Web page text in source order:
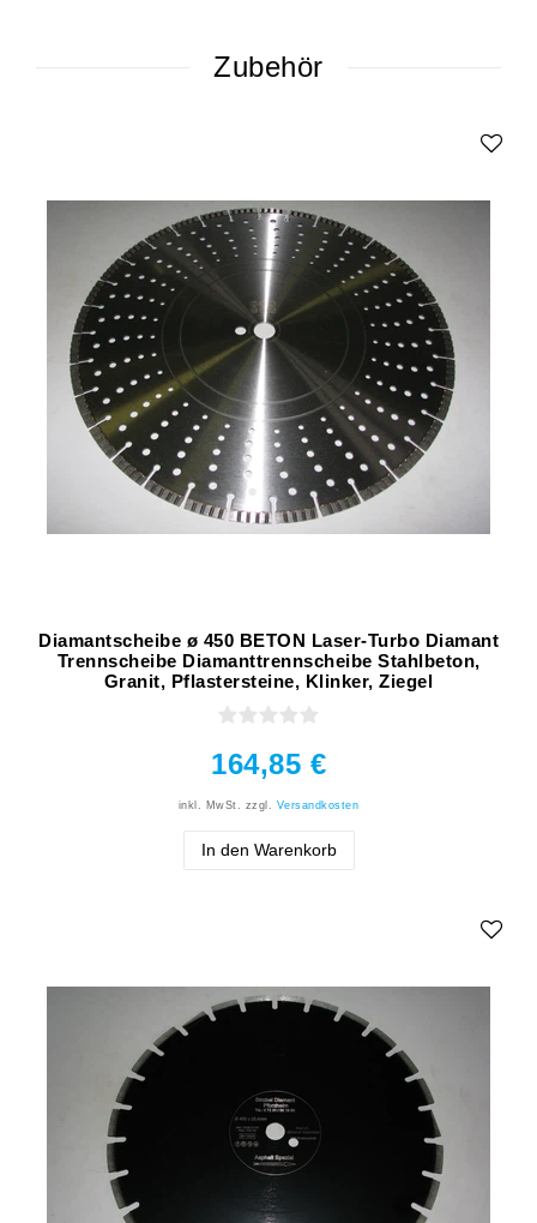
Zubehör
Diamantscheibe ø 450 BETON Laser-Turbo Diamant
Trennscheibe Diamanttrennscheibe Stahlbeton,
Granit, Pflastersteine, Klinker, Ziegel
164,85 €
inkl. MwSt. zzgl. Versandkosten
In den Warenkorb